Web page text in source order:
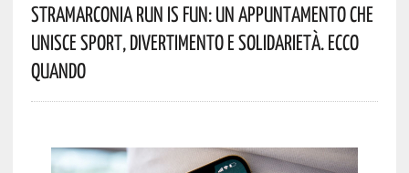
StraMarconia Run Is Fun: Un Appuntamento Che
Unisce Sport, Divertimento E Solidarietà. Ecco
Quando